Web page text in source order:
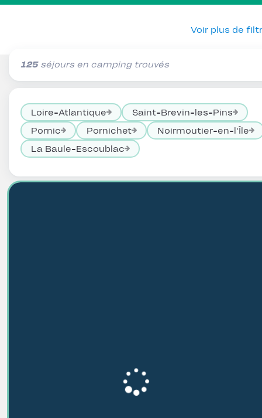
Voir plus de
125séjours en camping trouvés
Loire-Atlantique
Saint-Brevin-les-Pins
Pornic
Pornichet
Noirmoutier-en-l'Île
La Baule-Escoublac